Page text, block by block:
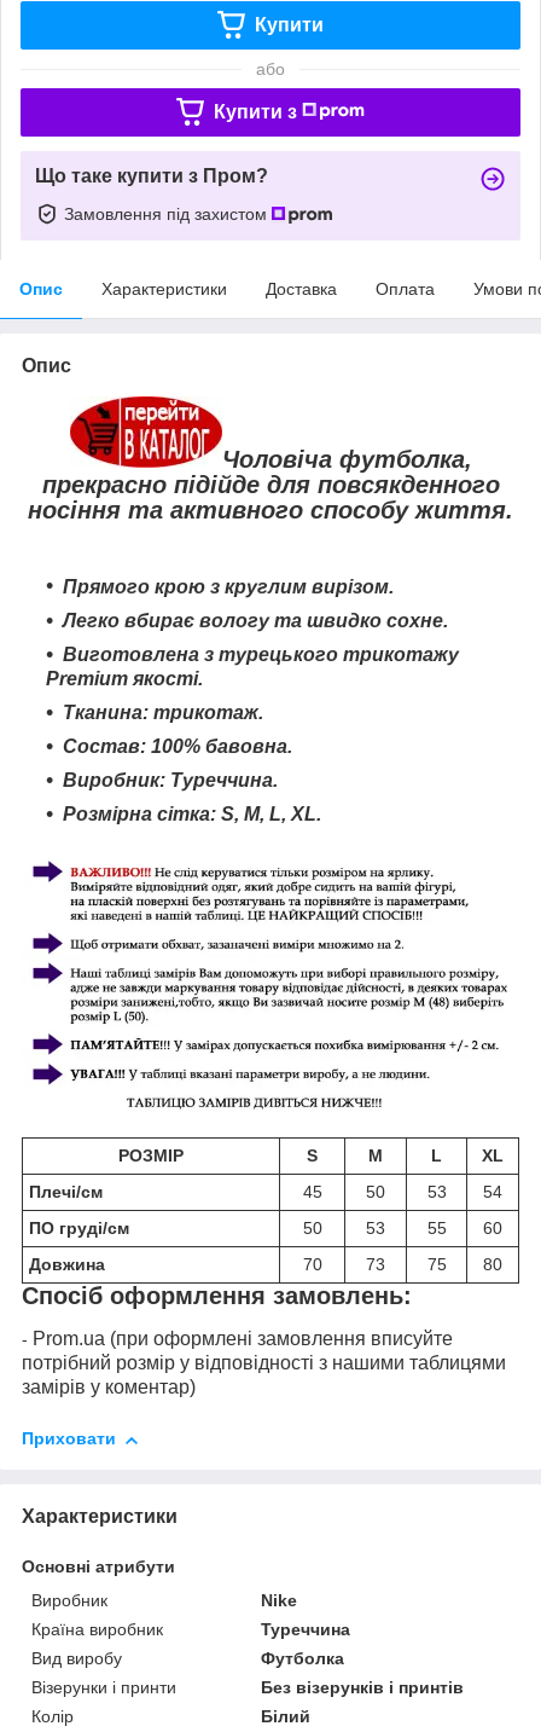
Купити
або
Купити з
Що таке купити з Пром?
Замовлення під захистом
Опис Характеристики Доставка Оплата Умови
Опис
Чоловіча футболка,
прекрасно підійде для повсякденного
носіння та активного способу життя.
Прямого крою з круглим вирізом.
Легко вбирає вологу та швидко сохне.
Виготовлена з турецького трикотажу
Premium якості.
Тканина: трикотаж.
Состав: 100% бавовна.
Виробник: Туреччина.
Розмірна сітка: S, M, L,XL.
РОЗМІР S M L
XL
Плечі/см
45 50 53
54
ПО груді/см
50 53 55
60
Довжина
70 73 75 80
Спосіб оформлення замовлень:
- Prom.ua (при оформлені замовлення вписуйте
потрібний розмір у відповідності з нашими таблицями
замірів у коментар)
Приховати
Характеристики
Основні атрибути
Виробник
Nike
Країна виробник
Туреччина
Вид виробу
Футболка
Візерунки і принти
Без візерунків і принтів
Колір
Білий